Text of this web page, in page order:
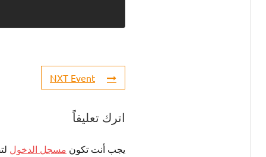
NXT Event
اترك تعليقاً
يجب أنت تكون مسجل الدخول